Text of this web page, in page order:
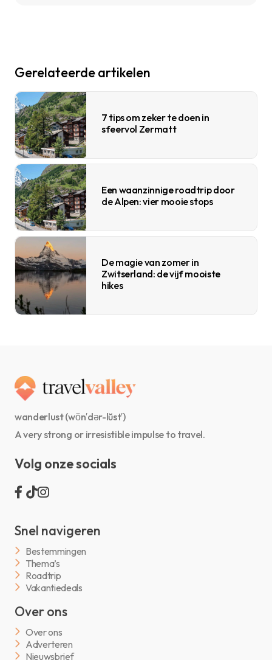
Gerelateerde artikelen
7 tips om zeker te doen in
sfeervol Zermatt
Een waanzinnige roadtrip door
de Alpen: vier mooie stops
De magie van zomer in
Zwitserland: de vijf mooiste
hikes
wanderlust (wŏn′dər-lŭst′)
A very strong or irresistible impulse to travel.
Volg onze socials
Snel navigeren
Bestemmingen
Thema’s
Roadtrip
Vakantiedeals
Over ons
Over ons
Adverteren
Nieuwsbrief